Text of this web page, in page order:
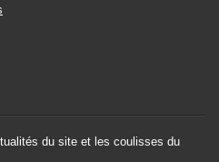
du site et les coulisses du